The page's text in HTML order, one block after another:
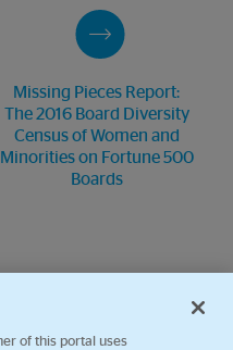
Missing Pieces Report:
The 2016 Board Diversity
Census of Women and
Minorities on Fortune 500
Boards
of this portal uses